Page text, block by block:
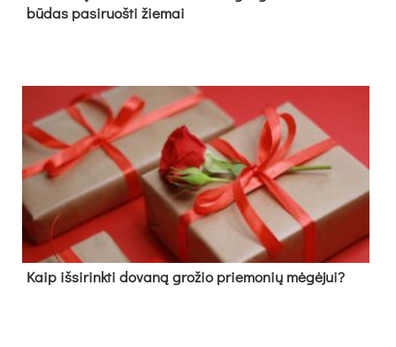
būdas pasiruošti žiemai
Kaip išsirinkti dovaną grožio priemonių mėgėjui?